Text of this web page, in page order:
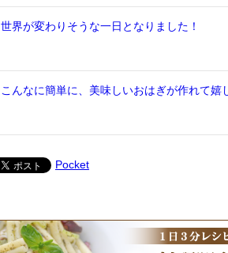
世界が変わりそうな一日となりました！
こんなに簡単に、美味しいおはぎが作れて嬉
Pocket